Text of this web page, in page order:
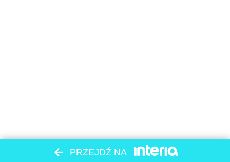
PRZEJDŹ NA